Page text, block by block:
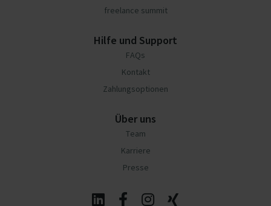
freelance summit
Hilfe und Support
FAQs
Kontakt
Zahlungsoptionen
Über uns
Team
Karriere
Presse